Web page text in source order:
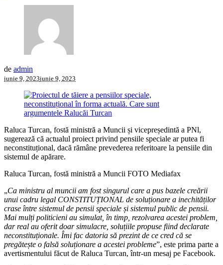
de admin
iunie 9, 2023iunie 9, 2023
Raluca Turcan, fostă ministră a Muncii și vicepreședintă a PNl,
sugerează că actualul proiect privind pensiile speciale ar putea fi
neconstituțional, dacă rămâne prevederea referitoare la pensiile din
sistemul de apărare.
Raluca Turcan, fostă ministră a Muncii FOTO Mediafax
„Ca ministru al muncii am fost singurul care a pus bazele creării
unui cadru legal CONSTITUȚIONAL de soluționare a inechităților
crase între sistemul de pensii speciale și sistemul public de pensii.
Mai mulți politicieni au simulat, în timp, rezolvarea acestei problem,
dar real au oferit doar simulacre, soluțiile propuse fiind declarate
neconstituționale. Îmi fac datoria să prezint de ce cred că se
pregătește o falsă soluționare a acestei probleme”, este prima parte a
avertismentului făcut de Raluca Turcan, într-un mesaj pe Facebook.